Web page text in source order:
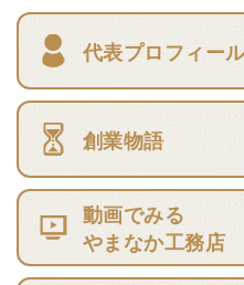
代表プロフィー
創業物語
動画でみる
やまなか工務店